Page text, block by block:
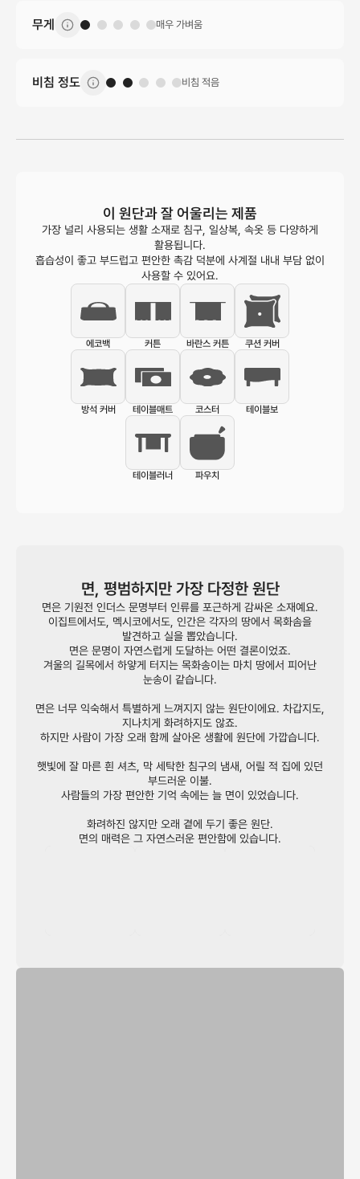
무게 매우 가벼움
비침 정도 비침 적음
이 원단과 잘 어울리는 제품
가장 널리 사용되는 생활 소재로 침구, 일상복, 속옷 등 다양하게
활용됩니다.
흡습성이 좋고 부드럽고 편안한 촉감 덕분에 사계절 내내 부담 없이
사용할 수 있어요.
에코백 커튼 바란스 커튼 쿠션 커버
방석 커버 테이블매트 코스터 테이블보
테이블러너 파우치
면, 평범하지만 가장 다정한 원단
면은 기원전 인더스 문명부터 인류를 포근하게 감싸온 소재예요.
이집트에서도, 멕시코에서도, 인간은 각자의 땅에서 목화솜을
발견하고 실을 뽑았습니다.
면은 문명이 자연스럽게 도달하는 어떤 결론이었죠.
겨울의 길목에서 하얗게 터지는 목화송이는 마치 땅에서 피어난
눈송이 같습니다.
면은 너무 익숙해서 특별하게 느껴지지 않는 원단이에요. 차갑지도,
지나치게 화려하지도 않죠.
하지만 사람이 가장 오래 함께 살아온 생활에 원단에 가깝습니다.
햇빛에 잘 마른 흰 셔츠, 막 세탁한 침구의 냄새, 어릴 적 집에 있던
부드러운 이불.
사람들의 가장 편안한 기억 속에는 늘 면이 있었습니다.
화려하진 않지만 오래 곁에 두기 좋은 원단.
면의 매력은 그 자연스러운 편안함에 있습니다.